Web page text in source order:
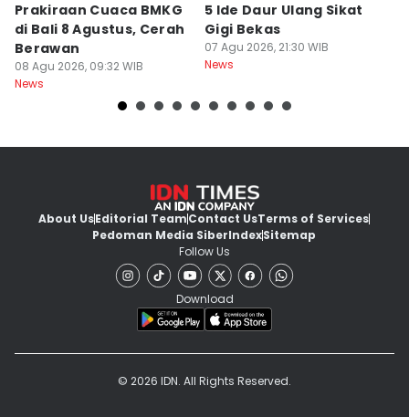
Prakiraan Cuaca BMKG
di Bali 8 Agustus, Cerah
Berawan
08 Agu 2026, 09:32 WIB
News
5 Ide Daur Ulang Sikat
Gigi Bekas
07 Agu 2026, 21:30 WIB
News
About UsEditorial TeamContact UsTerms of Services
Pedoman Media SiberIndexSitemap
Follow Us
Download
© 2026 IDN. All Rights Reserved.